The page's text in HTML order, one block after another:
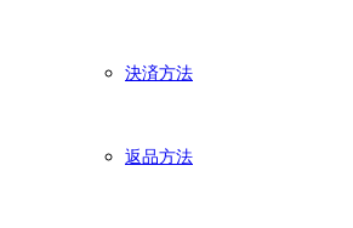
決済方法
返品方法